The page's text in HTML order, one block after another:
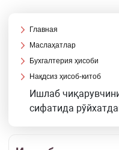
Главная
Маслаҳатлар
Бухгалтерия ҳисоби
Нақдсиз ҳисоб-китоб
Ишлаб
сифатида